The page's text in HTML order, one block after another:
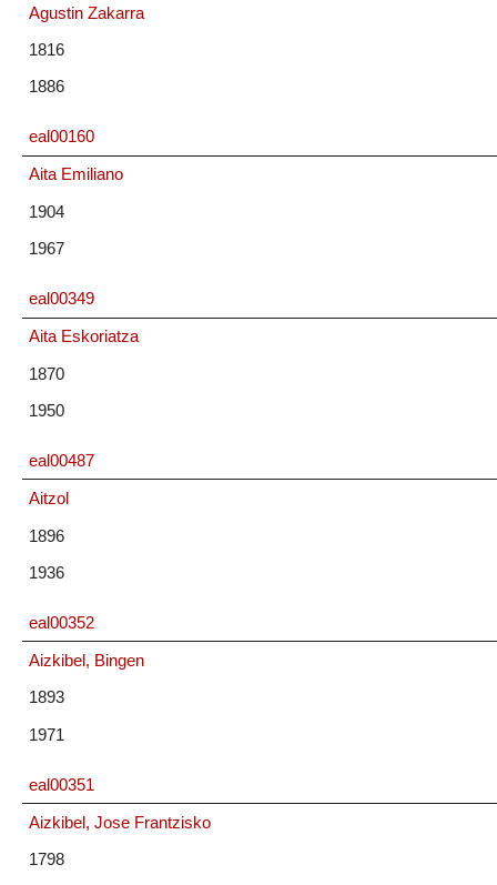
Agustin Zakarra
1816
1886
eal00160
Aita Emiliano
1904
1967
eal00349
Aita Eskoriatza
1870
1950
eal00487
Aitzol
1896
1936
eal00352
Aizkibel, Bingen
1893
1971
eal00351
Aizkibel, Jose Frantzisko
1798